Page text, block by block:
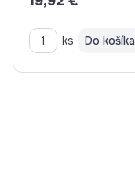
ks Do košíka